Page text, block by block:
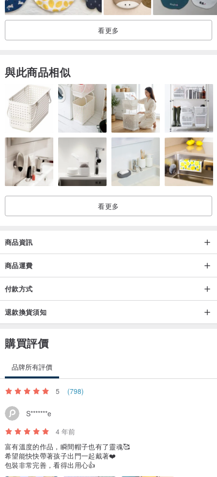
台灣 手工製作
看更多
與此商品相似
看更多
商品資訊
商品運費
付款方式
退款換貨須知
購買評價
品牌所有評價
5 (798)
S*******e
4 年前
富有溫度的作品，瞬間帽子也有了靈魂🥰
希望能快快帶著孩子出門一起戴著❤️
包裝非常完善，看得出用心👍